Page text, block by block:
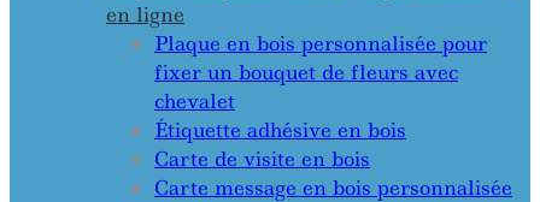
en ligne
Plaque en bois personnalisée pour
fixer un bouquet de fleurs avec
chevalet
Étiquette adhésive en bois
Carte de visite en bois
Carte message en bois personnalisée